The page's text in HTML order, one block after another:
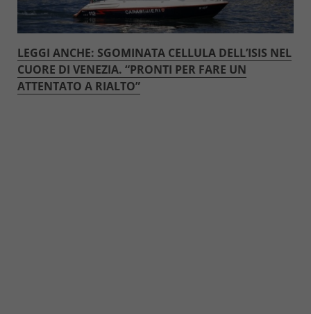
LEGGI ANCHE: SGOMINATA CELLULA DELL’ISIS NEL
CUORE DI VENEZIA. “PRONTI PER FARE UN
ATTENTATO A RIALTO”